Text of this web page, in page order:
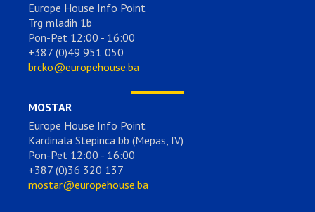
Europe House Info Point
Trg mladih 1b
Pon-Pet 12:00 - 16:00
+387 (0)49 951 050
brcko@europehouse.ba
MOSTAR
Europe House Info Point
Kardinala Stepinca bb (Mepas, IV)
Pon-Pet 12:00 - 16:00
+387 (0)36 320 137
mostar@europehouse.ba